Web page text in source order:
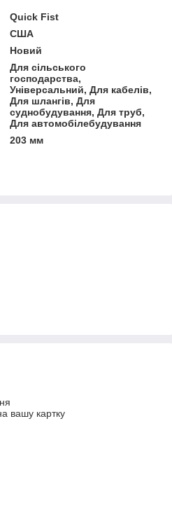
Quick Fist
США
Новий
Для сільського
господарства,
Універсальний, Для кабелів,
Для шлангів, Для
суднобудування, Для труб,
Для автомобілебудування
203 мм
вашу картку